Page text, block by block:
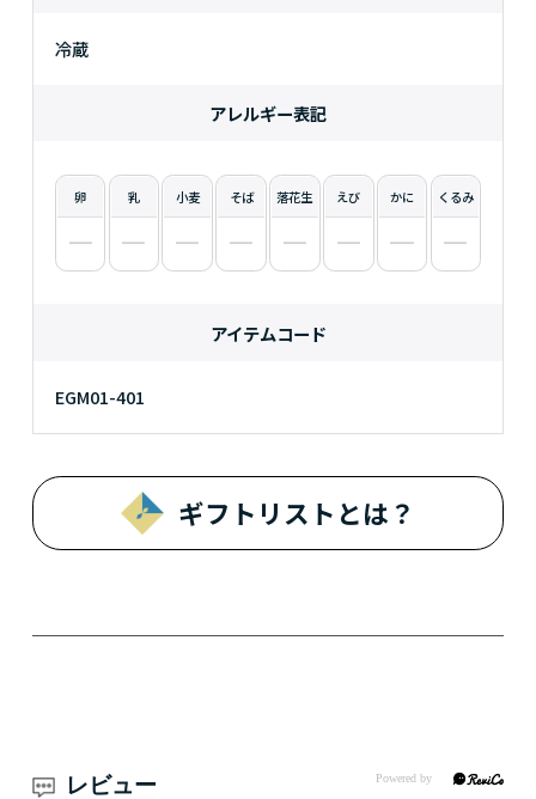
冷蔵
アレルギー表記
卵 乳 小麦 そば 落花生 えび かに くるみ
アイテムコード
EGM01-401
ギフトリストとは？
レビュー